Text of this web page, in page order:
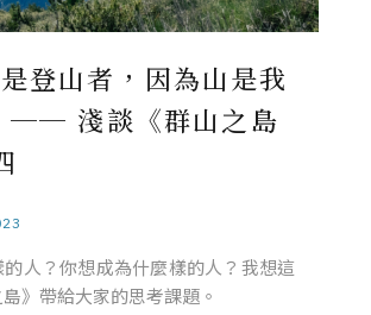
登山者，因為山是我
── 淺談《群山之島
人？你想成為什麼樣的人？我想這
》帶給大家的思考課題。